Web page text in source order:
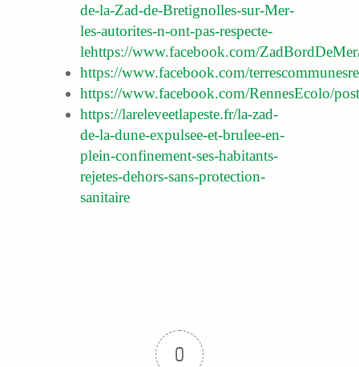
de-la-Zad-de-Bretignolles-sur-Mer-
les-autorites-n-ont-pas-respecte-
lehttps://www.facebook.com/
https://www.facebook.com/
https://www.facebook.com/RennesEcolo/
https://lareleveetlapeste.fr/la-zad-
de-la-dune-expulsee-et-brulee-en-
plein-confinement-ses-habitants-
rejetes-dehors-sans-protection-
sanitaire
0